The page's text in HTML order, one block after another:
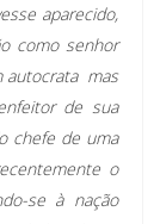
aparecido,
como senhor
 mas
de sua
chefe de uma
o
se à nação